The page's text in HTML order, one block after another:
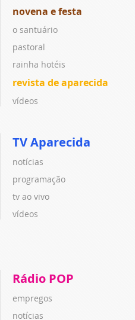
novena e festa
o santuário
pastoral
rainha hotéis
revista de aparecida
vídeos
TV Aparecida
notícias
programação
tv ao vivo
vídeos
Rádio POP
empregos
notícias